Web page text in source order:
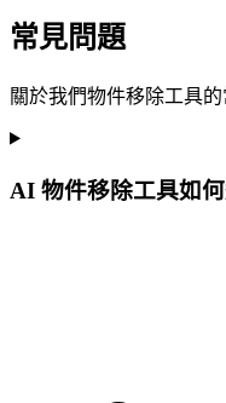
常見問題
關於我們物件移除工具
AI 物件移除工具如何